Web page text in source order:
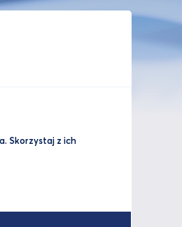
Skorzystaj z ich